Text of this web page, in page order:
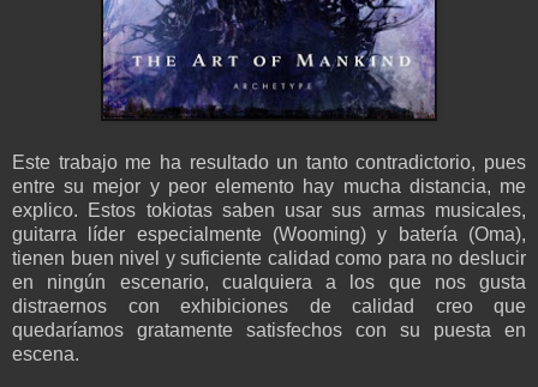
Este trabajo me ha resultado un tanto contradictorio, pues
entre su mejor y peor elemento hay mucha distancia, me
explico. Estos tokiotas saben usar sus armas musicales,
guitarra líder especialmente (Wooming) y batería (Oma),
tienen buen nivel y suficiente calidad como para no deslucir
en ningún escenario, cualquiera a los que nos gusta
distraernos con exhibiciones de calidad creo que
quedaríamos gratamente satisfechos con su puesta en
escena.